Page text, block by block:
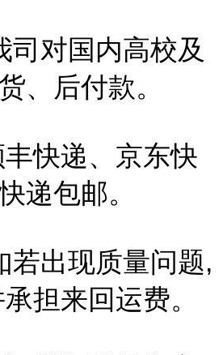
司对国内高校及
、后付款。
快递、京东快
递包邮。
若出现质量问题,
担来回运费。